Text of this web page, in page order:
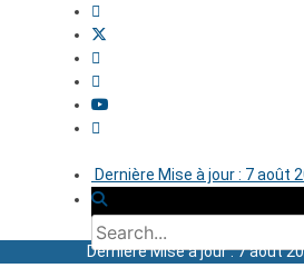
Dernière Mise à jour : 7 août
Dernière Mise à jour : 7 août